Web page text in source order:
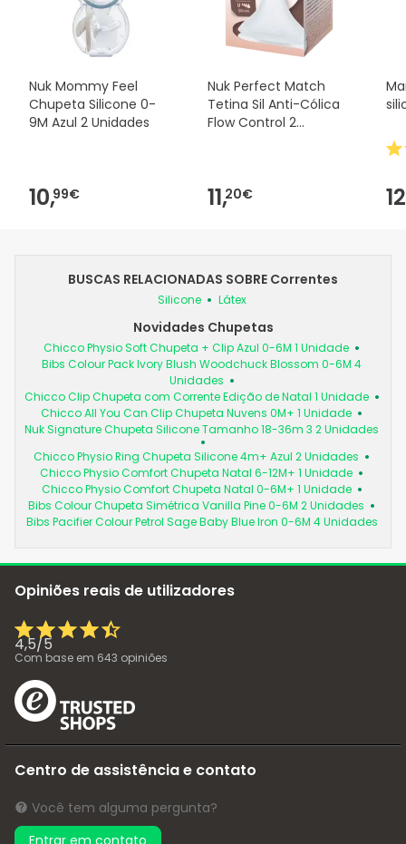
Nuk Mommy Feel
Chupeta Silicone 0-
9M Azul 2 Unidades
10,99€
Nuk Perfect Match
Tetina Sil Anti-Cólica
Flow Control 2
11,20€
BUSCAS RELACIONADAS SOBRE Correntes
Silicone Látex
Novidades Chupetas
Chicco Physio Soft Chupeta + Clip Azul 0-6M 1 Unidade
Bibs Colour Pack Ivory Blush Woodchuck Blossom 0-6M 4
Unidades
Chicco Clip Chupeta com Corrente Edição de Natal 1 Unidade
Chicco All You Can Clip Chupeta Nuvens 0M+ 1 Unidade
Nuk Signature Chupeta Silicone Tamanho 18-36m 3 2 Unidades
Chicco Physio Ring Chupeta Silicone 4m+ Azul 2 Unidades
Chicco Physio Comfort Chupeta Natal 6-12M+ 1 Unidade
Chicco Physio Comfort Chupeta Natal 0-6M+ 1 Unidade
Bibs Colour Chupeta Simétrica Vanilla Pine 0-6M 2 Unidades
Bibs Pacifier Colour Petrol Sage Baby Blue Iron 0-6M 4 Unidades
Opiniões reais de utilizadores
4,5/5
Com base em 643 opiniões
Centro de assistência e contato
Você tem alguma pergunta?
Entrar em contato